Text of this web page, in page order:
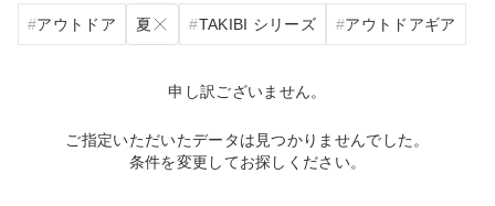
アウトドア 夏 TAKIBI シリーズ アウトドアギア
申し訳ございません。
ご指定いただいたデータは見つかりませんでした。
条件を変更してお探しください。